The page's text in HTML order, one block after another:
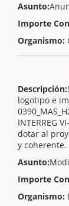
Asunto:
Importe
Organismo:
Descripción:
logotipo e
INTERREG
dotar al
y coherente.
Asunto:
Importe
Organismo: